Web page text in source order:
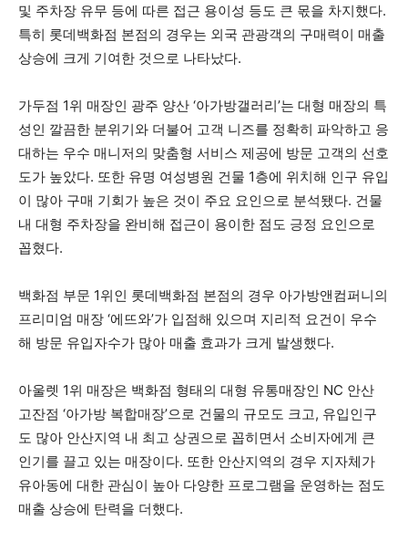
및 주차장 유무 등에 따른 접근 용이성 등도 큰 몫을 차지했다.
특히 롯데백화점 본점의 경우는 외국 관광객의 구매력이 매출
상승에 크게 기여한 것으로 나타났다.
가두점 1위 매장인 광주 양산 ‘아가방갤러리’는 대형 매장의 특
성인 깔끔한 분위기와 더불어 고객 니즈를 정확히 파악하고 응
대하는 우수 매니저의 맞춤형 서비스 제공에 방문 고객의 선호
도가 높았다. 또한 유명 여성병원 건물 1층에 위치해 인구 유입
이 많아 구매 기회가 높은 것이 주요 요인으로 분석됐다. 건물
내 대형 주차장을 완비해 접근이 용이한 점도 긍정 요인으로
꼽혔다.
백화점 부문 1위인 롯데백화점 본점의 경우 아가방앤컴퍼니의
프리미엄 매장 ‘에뜨와’가 입점해 있으며 지리적 요건이 우수
해 방문 유입자수가 많아 매출 효과가 크게 발생했다.
아울렛 1위 매장은 백화점 형태의 대형 유통매장인 NC 안산
고잔점 ‘아가방 복합매장’으로 건물의 규모도 크고, 유입인구
도 많아 안산지역 내 최고 상권으로 꼽히면서 소비자에게 큰
인기를 끌고 있는 매장이다. 또한 안산지역의 경우 지자체가
유아동에 대한 관심이 높아 다양한 프로그램을 운영하는 점도
매출 상승에 탄력을 더했다.